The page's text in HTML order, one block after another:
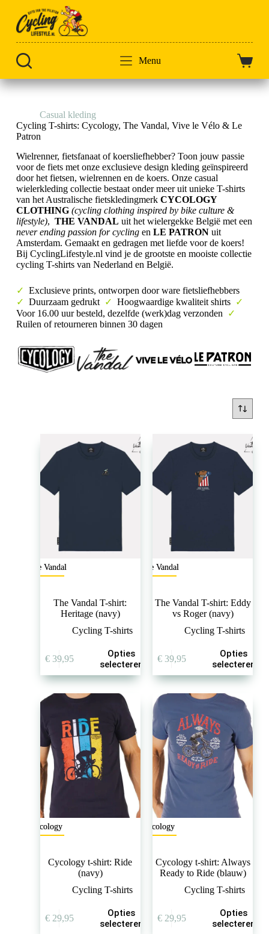
artikel
Menu
HomeCasual kleding
Cycling T-shirts: Cycology, The Vandal, Vive le Vélo & Le
Patron
Wielrenner, fietsfanaat of koersliefhebber? Toon jouw passie
voor de fiets met onze exclusieve design kleding geïnspireerd
door het fietsen, wielrennen en de koers. Onze casual
wielerkleding collectie bestaat onder meer uit unieke T-shirts
van het Australische fietskledingmerk CYCOLOGY
CLOTHING (cycling clothing inspired by bike culture &
lifestyle), THE VANDAL uit het wielergekke België met een
never ending passion for cyclingen LE PATRONuit
Amsterdam. Gemaakt en gedragen met liefde voor de koers!
Bij CyclingLifestyle.nl vind je de grootste en mooiste collectie
cycling T-shirts van Nederland en België.
✓ Exclusieve prints, ontworpen door ware fietsliefhebbers
✓ Duurzaam gedrukt ✓ Hoogwaardige kwaliteit shirts ✓
Voor 16.00 uur besteld, dezelfde (werk)dag verzonden
✓
Ruilen of retourneren binnen 30 dagen
The Vandal
The Vandal T-shirt:
Heritage (navy)
Cycling T-shirts
€39,95
Opties
selecteren
product
meerdere
variaties.
Deze
gekozen
worden
productpagina
The Vandal
The Vandal T-shirt: Eddy
vs Roger (navy)
Cycling T-shirts
€39,95
Opties
selecteren
product
meerdere
variaties.
Deze
kan
gekozen
worden
productpagina
Cycology
Cycology t-shirt: Ride
(navy)
Cycling T-shirts
€29,95
Opties
selecteren
product
Cycology
Cycology t-shirt: Always
Ready to Ride (blauw)
Cycling T-shirts
€29,95
Opties
selecteren
product